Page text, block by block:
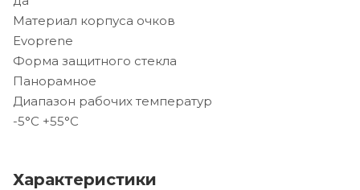
Материал корпуса очков
Evoprene
Форма защитного стекла
Панорамное
Диапазон рабочих температур
-5°C +55°C
Характеристики